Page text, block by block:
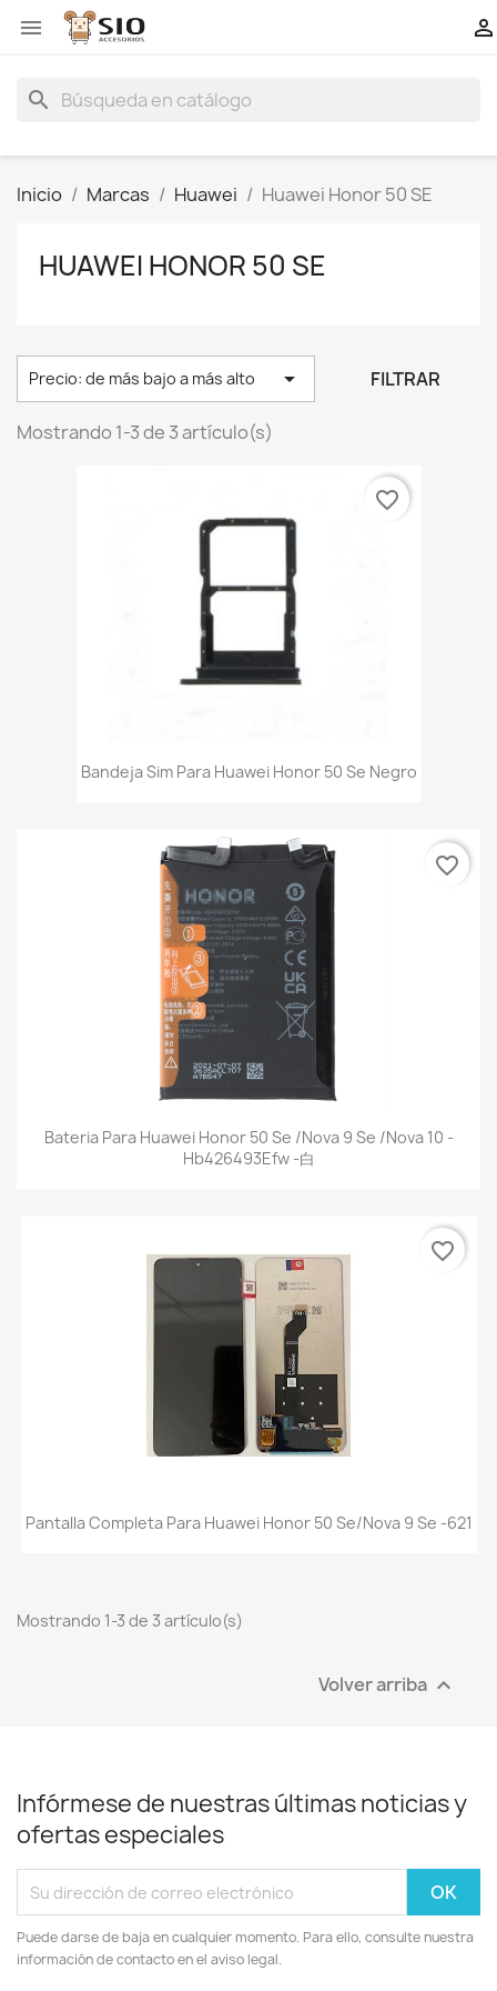
 
search
Inicio Marcas Huawei Huawei Honor 50 SE
HUAWEI HONOR 50 SE
Precio: de más bajo a más alto  FILTRAR
Mostrando 1-3 de 3 artículo(s)
Bandeja Sim Para Huawei Honor 50 Se Negro
favorite_border
Bateria Para Huawei Honor 50 Se /Nova 9 Se /Nova 10 -
Hb426493Efw -白
favorite_border
Pantalla Completa Para Huawei Honor 50 Se/Nova 9 Se -621
favorite_border
Mostrando 1-3 de 3 artículo(s)
Volver arriba 
Infórmese de nuestras últimas noticias y
ofertas especiales
Puede darse de baja en cualquier momento. Para ello, consulte nuestra
información de contacto en el aviso legal.